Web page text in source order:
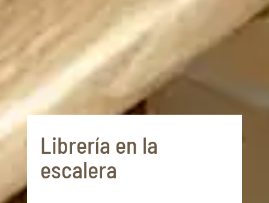
Librería en la
escalera